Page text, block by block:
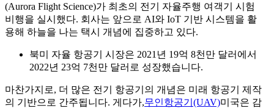
(Aurora Flight Science)가 최초의 전기 자율주행 여객기 시험
비행을 실시했다. 회사는 앞으로 AI와 IoT 기반 시스템을 활
용해 하늘을 나는 택시 개념에 집중하고 있다.
북미 자율 항공기 시장은 2021년 19억 8천만 달러에서
2022년 23억 7천만 달러로 성장했습니다.
마찬가지로, 더 많은 전기 항공기의 개념은 미래 항공기 제작
의 기반으로 간주됩니다. 게다가,무인항공기(UAV)미국은 감